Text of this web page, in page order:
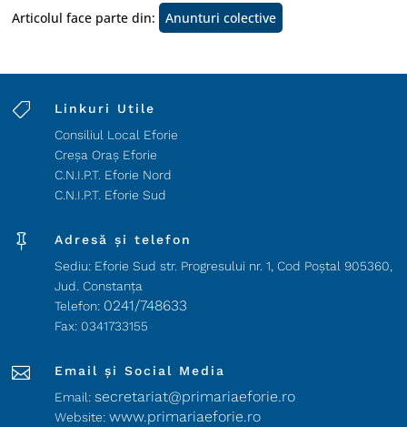
Articolul face parte din: Anunturi colective

Linkuri Utile
Consiliul Local Eforie
Creșa Oraș Eforie
C.N.I.P.T. Eforie Nord
C.N.I.P.T. Eforie Sud

Adresă și telefon
Sediu: Eforie Sud str. Progresului nr. 1, Cod Poştal 905360,
Jud. Constanţa
Telefon: 0241/748633
Fax: 0341733155

Email și Social Media
Email:secretariat@primariaeforie.ro
Website:www.primariaeforie.ro